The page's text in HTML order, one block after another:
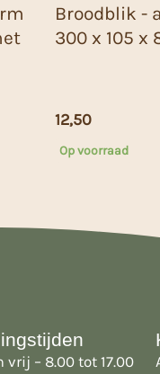
Broodblik -
300 x 105 x
12,50
Op voorraad
vrij – 8.00 tot 17.00